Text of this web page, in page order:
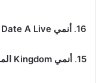
16
. أنمي Date A Live الموسم الرابع
15
. أنمي Kingdom الموسم الرابع